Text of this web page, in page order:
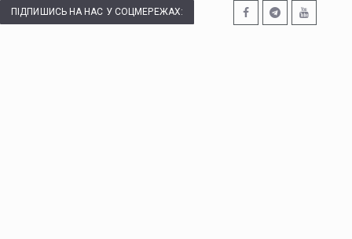
ПІДПИШИСЬ НА НАС У СОЦМЕРЕЖАХ: